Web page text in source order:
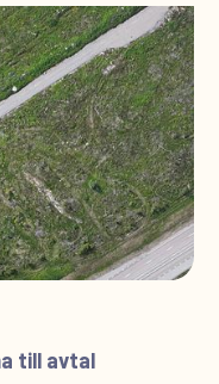
till avtal